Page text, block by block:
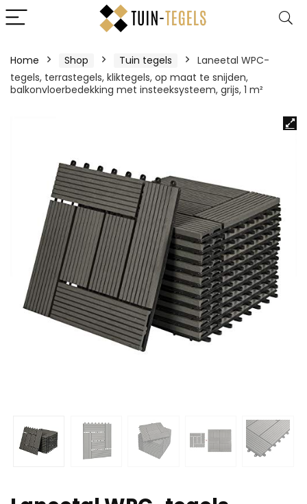
Home Shop Tuin tegels
Laneetal WPC-
tegels, terrastegels, kliktegels, op maat te snijden,
balkonvloerbedekking met insteeksysteem, grijs, 1 m²